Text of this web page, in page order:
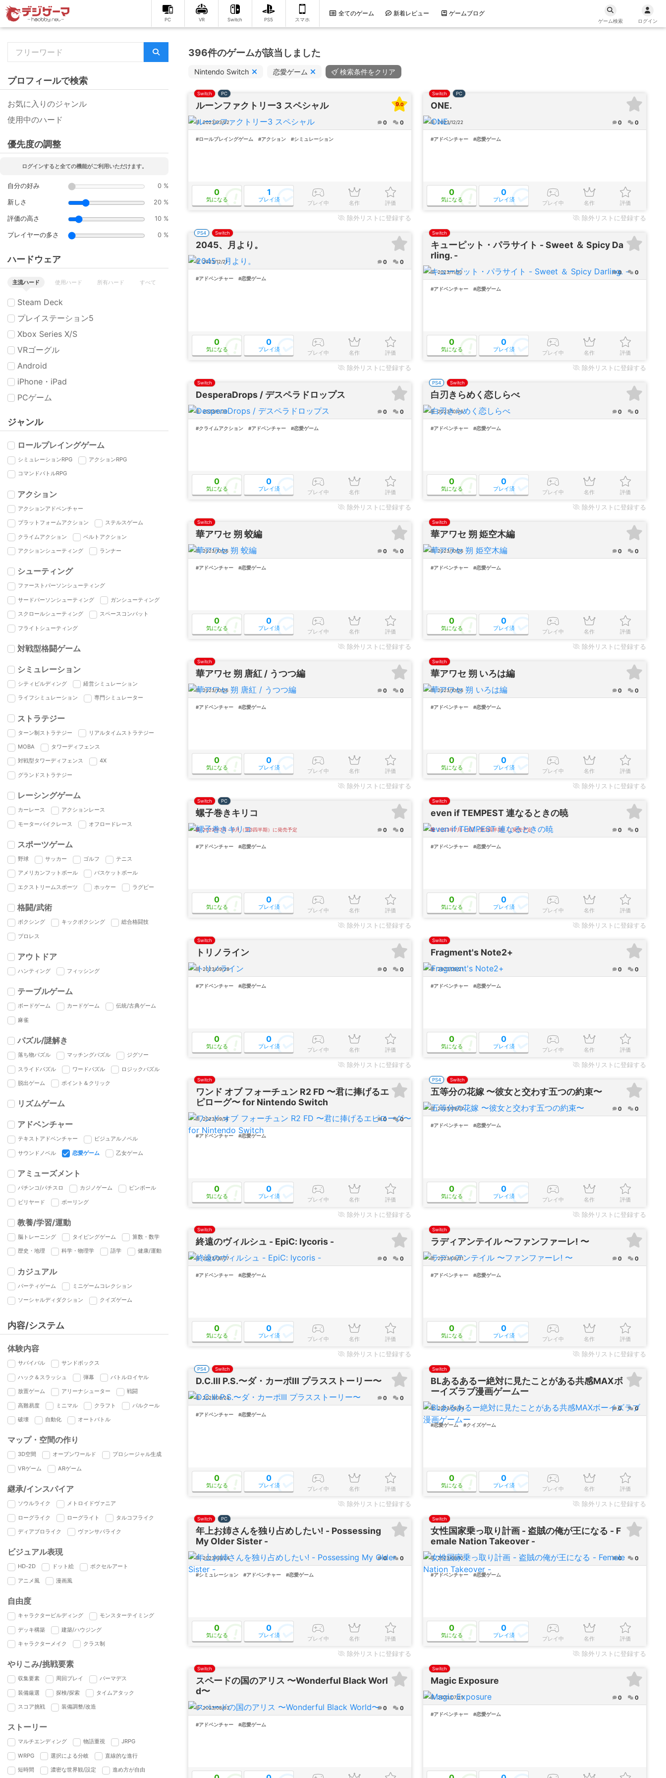
PC VR Switch PS5 スマホ
全てのゲーム 新着レビュー ゲームブログ
ゲーム検索 ログイン
396件のゲームが該当しました
Nintendo Switch 恋愛ゲーム 検索条件をクリア
ルーンファクトリー3 スペシャル
Switch
PC
9.0
2023/03/02 0 0
#ロールプレイングゲーム #アクション #シミュレーション
0
気になる
1
プレイ済
プレイ中 名作 評価
除外 リストに登録する
ONE.
Switch PC
2023/12/22 0 0
#アドベンチャー #恋愛ゲーム
0
気になる
0
プレイ済
プレイ中 名作 評価
除外 リストに登録する
2045、月より。
PS4 Switch
2023/12/21 0 0
#アドベンチャー #恋愛ゲーム
0
気になる
0
プレイ済
プレイ中 名作 評価
除外 リストに登録する
キューピット・パラサイト - Sweet ＆ Spicy Da
rling. -
Switch
2023/11/30 0 0
#アドベンチャー #恋愛ゲーム
0
気になる
0
プレイ済
プレイ中 名作 評価
除外 リストに登録する
DesperaDrops / デスペラドロップス
Switch
2023/11/30 0 0
#クライムアクション #アドベンチャー #恋愛ゲーム
0
気になる
0
プレイ済
プレイ中 名作 評価
除外 リストに登録する
白刃きらめく恋しらべ
PS4 Switch
2023/10/26 0 0
#アドベンチャー #恋愛ゲーム
0
気になる
0
プレイ済
プレイ中 名作 評価
除外 リストに登録する
華アワセ 朔 蛟編
Switch
2023/10/26 0 0
#アドベンチャー #恋愛ゲーム
0
気になる
0
プレイ済
プレイ中 名作 評価
除外 リストに登録する
華アワセ 朔 姫空木編
Switch
2023/10/26 0 0
#アドベンチャー #恋愛ゲーム
0
気になる
0
プレイ済
プレイ中 名作 評価
除外 リストに登録する
華アワセ 朔 唐紅 / うつつ編
Switch
2023/10/26 0 0
#アドベンチャー #恋愛ゲーム
0
気になる
0
プレイ済
プレイ中 名作 評価
除外 リストに登録する
華アワセ 朔 いろは編
Switch
2023/10/26 0 0
#アドベンチャー #恋愛ゲーム
0
気になる
0
プレイ済
プレイ中 名作 評価
除外 リストに登録する
螺子巻きキリコ
Switch PC
2023年7月～9月（第3四半期）に発売予定 0 0
#アドベンチャー #恋愛ゲーム
0
気になる
0
プレイ済
プレイ中 名作 評価
除外 リストに登録する
even if TEMPEST 連なるときの暁
Switch
2023年7月～9月（第3四半期）に発売予定 0 0
#アドベンチャー #恋愛ゲーム
0
気になる
0
プレイ済
プレイ中 名作 評価
除外 リストに登録する
トリノライン
Switch
2023/09/28 0 0
#アドベンチャー #恋愛ゲーム
0
気になる
0
プレイ済
プレイ中 名作 評価
除外 リストに登録する
Fragment's Note2+
Switch
2023/09/21 0 0
#アドベンチャー #恋愛ゲーム
0
気になる
0
プレイ済
プレイ中 名作 評価
除外 リストに登録する
ワンド オブ フォーチュン R2 FD 〜君に捧げるエ
ピローグ〜 for Nintendo Switch
Switch
2023/09/14 0 0
#アドベンチャー #恋愛ゲーム
0
気になる
0
プレイ済
プレイ中 名作 評価
除外 リストに登録する
五等分の花嫁 〜彼女と交わす五つの約束〜
PS4 Switch
2023/09/07 0 0
#アドベンチャー #恋愛ゲーム
0
気になる
0
プレイ済
プレイ中 名作 評価
除外 リストに登録する
終遠のヴィルシュ - EpiC: lycoris -
Switch
2023/09/07 0 0
#アドベンチャー #恋愛ゲーム
0
気になる
0
プレイ済
プレイ中 名作 評価
除外 リストに登録する
ラディアンテイル 〜ファンファーレ! 〜
Switch
2023/08/31 0 0
#アドベンチャー #恋愛ゲーム
0
気になる
0
プレイ済
プレイ中 名作 評価
除外 リストに登録する
D.C.III P.S.〜ダ・カーポIII プラスストーリー〜
PS4 Switch
2023/08/24 0 0
#アドベンチャー #恋愛ゲーム
0
気になる
0
プレイ済
プレイ中 名作 評価
除外 リストに登録する
BLあるあるー絶対に見たことがある共感MAXボ
ーイズラブ漫画ゲームー
Switch
2023/08/24 0 0
#恋愛ゲーム #クイズゲーム
0
気になる
0
プレイ済
プレイ中 名作 評価
除外 リストに登録する
年上お姉さんを独り占めしたい! - Possessing
My Older Sister -
Switch PC
2023/08/24 0 0
#シミュレーション #アドベンチャー #恋愛ゲーム
0
気になる
0
プレイ済
プレイ中 名作 評価
除外 リストに登録する
女性国家乗っ取り計画 - 盗賊の俺が王になる - F
emale Nation Takeover -
Switch
2023/08/10 0 0
#アドベンチャー #恋愛ゲーム
0
気になる
0
プレイ済
プレイ中 名作 評価
除外 リストに登録する
スペードの国のアリス 〜Wonderful Black Worl
d〜
Switch
2023/08/03 0 0
#アドベンチャー #恋愛ゲーム
Magic Exposure
Switch
2023/07/25 0 0
#アドベンチャー #恋愛ゲーム
プロフィールで検索
お気に入りのジャンル
使用中のハード
優先度の調整
ログインすると全ての機能がご利用いただけます。
自分の好み 0 %
新しさ 20 %
評価の高さ 10 %
プレイヤーの多さ 0 %
ハードウェア
主流ハード 使用ハード 所有ハード すべて
Steam Deck
プレイステーション5
Xbox Series X/S
VRゴーグル
Android
iPhone・iPad
PCゲーム
ジャンル
ロールプレイングゲーム
シミュレーションRPG アクションRPG
コマンドバトルRPG
アクション
アクションアドベンチャー
プラットフォームアクション ステルスゲーム
クライムアクション ベルトアクション
アクションシューティング ランナー
シューティング
ファーストパーソンシューティング
サードパーソンシューティング ガンシューティング
スクロールシューティング スペースコンバット
フライトシューティング
対戦型格闘ゲーム
シミュレーション
シティビルディング 経営シミュレーション
ライフシミュレーション 専門シミュレーター
ストラテジー
ターン制ストラテジー リアルタイムストラテジー
MOBA タワーディフェンス
対戦型タワーディフェンス 4X
グランドストラテジー
レーシングゲーム
カーレース アクションレース
モーターバイクレース オフロードレース
スポーツゲーム
野球 サッカー ゴルフ テニス
アメリカンフットボール バスケットボール
エクストリームスポーツ ホッケー ラグビー
格闘/武術
ボクシング キックボクシング 総合格闘技
プロレス
アウトドア
ハンティング フィッシング
テーブルゲーム
ボードゲーム カードゲーム 伝統/古典ゲーム
麻雀
パズル/謎解き
落ち物パズル マッチングパズル ジグソー
スライドパズル ワードパズル ロジックパズル
脱出ゲーム ポイント＆クリック
リズムゲーム
アドベンチャー
テキストアドベンチャー ビジュアルノベル
サウンドノベル 恋愛ゲーム 乙女ゲーム
アミューズメント
パチンコ/パチスロ カジノゲーム ピンボール
ビリヤード ボーリング
教養/学習/運動
脳トレーニング タイピングゲーム 算数・数学
歴史・地理 科学・物理学 語学 健康/運動
カジュアル
パーティゲーム ミニゲームコレクション
ソーシャルディダクション クイズゲーム
内容/システム
体験内容
サバイバル サンドボックス
ハック＆スラッシュ 弾幕 バトルロイヤル
放置ゲーム アリーナシューター 戦闘
高難易度 ミニマル クラフト パルクール
破壊 自動化 オートバトル
マップ・空間の作り
3D空間 オープンワールド プロシージャル生成
VRゲーム ARゲーム
継承/インスパイア
ソウルライク メトロイドヴァニア
ローグライク ローグライト タルコフライク
ディアブロライク ヴァンサバライク
ビジュアル表現
HD-2D ドット絵 ボクセルアート
アニメ風 漫画風
自由度
キャラクタービルディング モンスターテイミング
デッキ構築 建築/ハウジング
キャラクターメイク クラス制
やりこみ/挑戦要素
収集要素 周回プレイ パーマデス
装備厳選 探検/探索 タイムアタック
スコア挑戦 装備調整/改造
ストーリー
マルチエンディング 物語重視 JRPG
WRPG 選択による分岐 直線的な進行
短時間 濃密な世界観/設定 進め方が自由